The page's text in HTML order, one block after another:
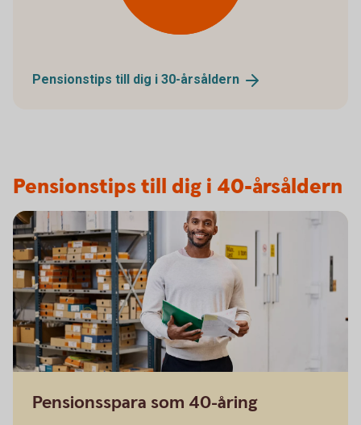
Pensionstips till dig i 30-årsåldern
Pensionstips till dig i 40-årsåldern
Pensionsspara som 40-åring